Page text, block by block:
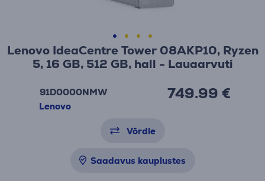
Lenovo IdeaCentre Tower 08AKP10, Ryzen
5, 16 GB, 512 GB, hall - Lauaarvuti
91D0000NMW
Lenovo
749.99 €
Võrdle
Saadavus kauplustes